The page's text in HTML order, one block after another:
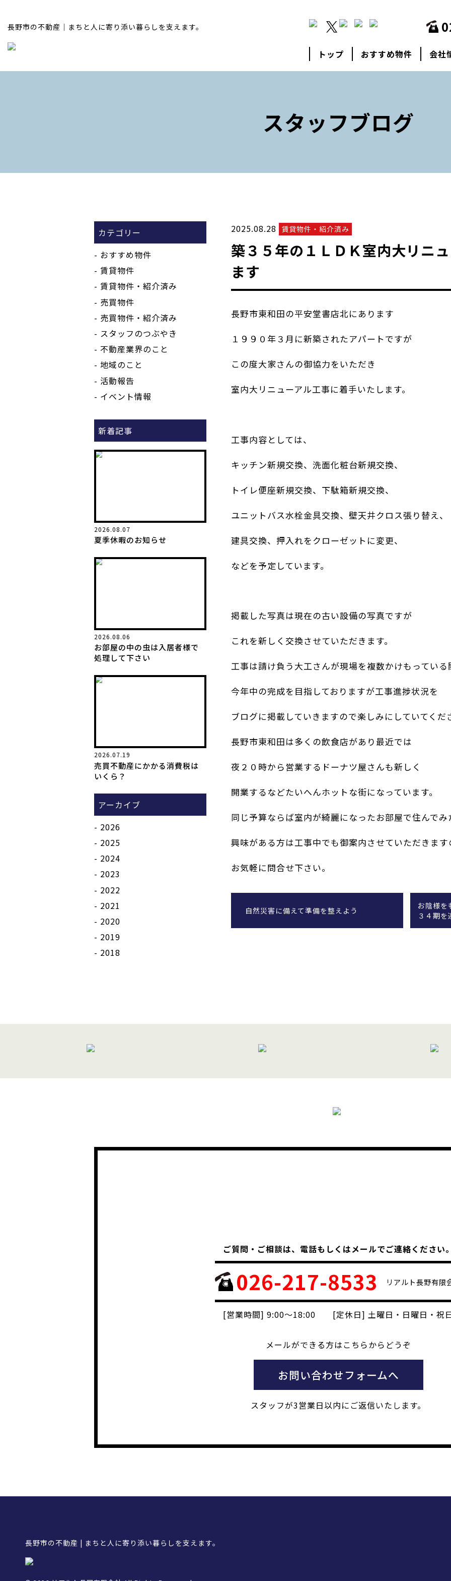
長野市の不動産｜まちと人に寄り添い暮らしを支えます。
トップ おすすめ物件 会社
スタッフブログ
2025.08.28 賃貸物件・紹介済み
築３５年の１ＬＤＫ室内大リニ
ます
長野市東和田の平安堂書店北にあります
１９９０年３月に新築されたアパートですが
この度大家さんの御協力をいただき
室内大リニューアル工事に着手いたします。
工事内容としては、
キッチン新規交換、洗面化粧台新規交換、
トイレ便座新規交換、下駄箱新規交換、
ユニットバス水栓金具交換、壁天井クロス張り替え、
建具交換、押入れをクローゼットに変更、
などを予定しています。
掲載した写真は現在の古い設備の写真ですが
これを新しく交換させていただきます。
工事は請け負う大工さんが現場を複数かけもっている
今年中の完成を目指しておりますが工事進捗状況を
ブログに掲載していきますので楽しみにしていてくだ
長野市東和田は多くの飲食店があり最近では
夜２０時から営業するドーナツ屋さんも新しく
開業するなどたいへんホットな街になっています。
同じ予算ならば室内が綺麗になったお部屋で住んでみ
興味がある方は工事中でも御案内させていただきます
お気軽に問合せ下さい。
自然災害に備えて準備を整えよう
お陰様を
３４期
カテゴリー
おすすめ物件
賃貸物件
賃貸物件・紹介済み
売買物件
売買物件・紹介済み
スタッフのつぶやき
不動産業界のこと
地域のこと
活動報告
イベント情報
新着記事
2026.08.07
夏季休暇のお知らせ
2026.08.06
お部屋の中の虫は入居者様で
処理して下さい
2026.07.19
売買不動産にかかる消費税は
いくら？
アーカイブ
2026
2025
2024
2023
2022
2021
2020
2019
2018
ご質問・ご相談は、 電話もしくはメールでご連絡ください
026-217-8533 リアルト長野有限
[営業時間] 9:00～18:00 [定休日] 土曜日・日曜日・祝
メールができる方はこちらからどうぞ
お問い合わせフォームへ
スタッフが3営業日以内にご返信いたします。
長野市の不動産 | まちと人に寄り添い暮らしを支えます。